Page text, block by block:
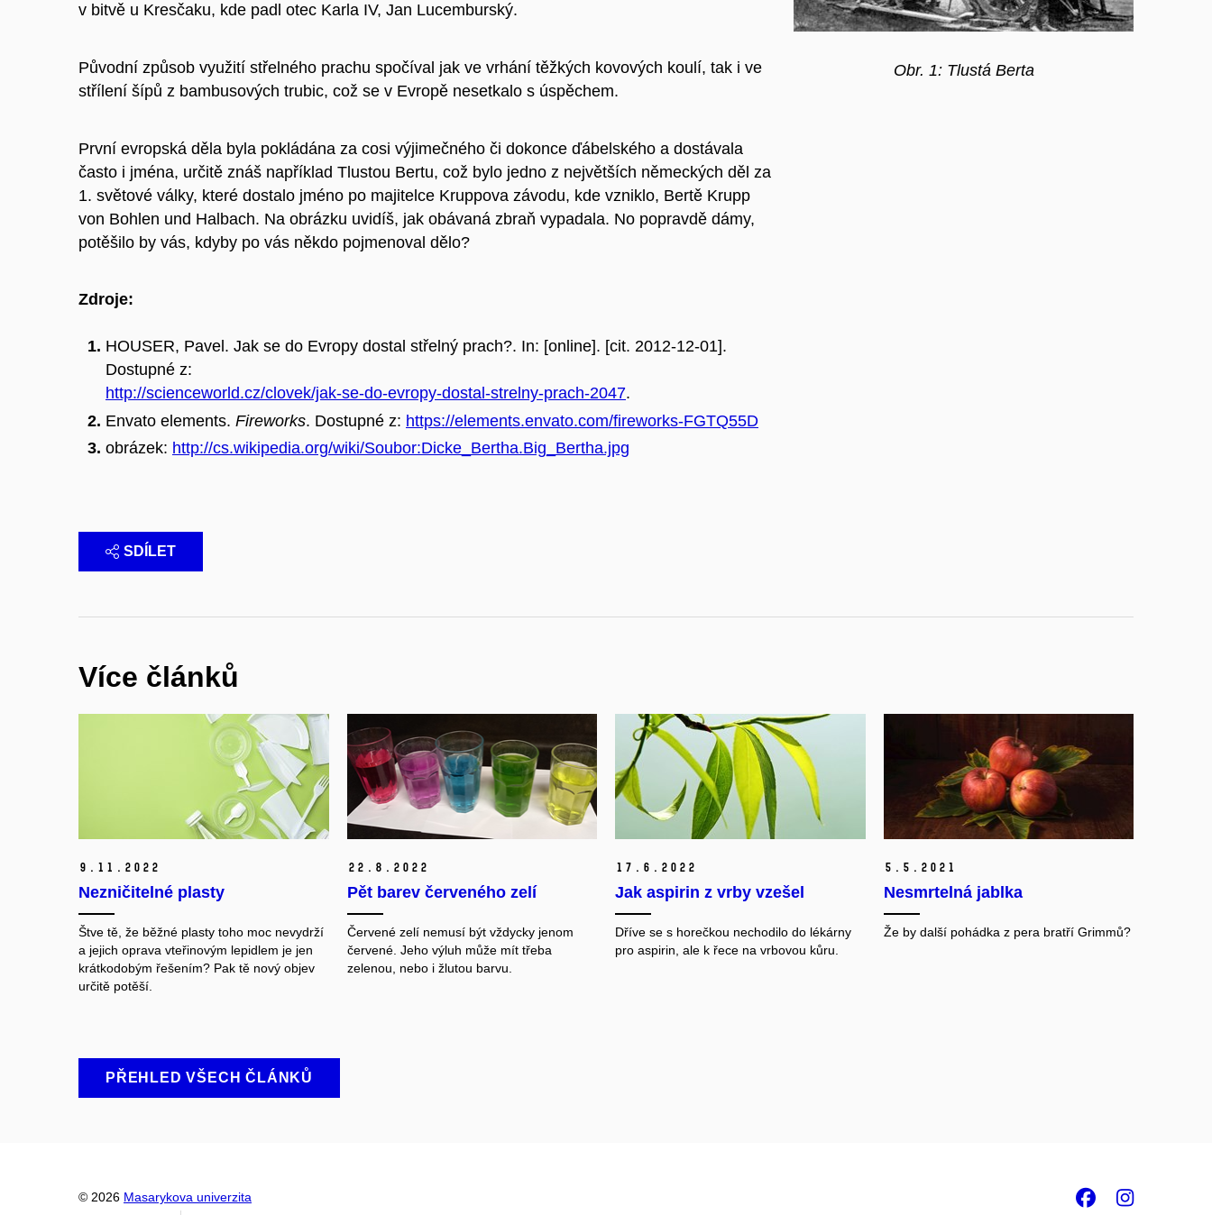
v bitvě u Kresčaku, kde padl otec Karla IV, Jan Lucemburský.
Původní způsob využití střelného prachu spočíval jak ve vrhání těžkých kovových koulí, tak i ve
střílení šípů z bambusových trubic, což se v Evropě nesetkalo s úspěchem.
První evropská děla byla pokládána za cosi výjimečného či dokonce ďábelského a dostávala
často i jména, určitě znáš například Tlustou Bertu, což bylo jedno z největších německých děl za
1. světové války, které dostalo jméno po majitelce Kruppova závodu, kde vzniklo, Bertě Krupp
von Bohlen und Halbach. Na obrázku uvidíš, jak obávaná zbraň vypadala. No popravdě dámy,
potěšilo by vás, kdyby po vás někdo pojmenoval dělo?
Zdroje:
HOUSER, Pavel. Jak se do Evropy dostal střelný prach?. In: [online]. [cit. 2012-12-01].
Dostupné z:
http://scienceworld.cz/clovek/jak-se-do-evropy-dostal-strelny-prach-2047.
Envato elements. Fireworks. Dostupné z: https://elements.envato.com/fireworks-FGTQ55D
obrázek: http://cs.wikipedia.org/wiki/Soubor:Dicke_Bertha.Big_Bertha.jpg
Obr. 1: Tlustá Berta
SDÍLET
Více článků
9. 11. 2022
Nezničitelné plasty
Štve tě, že běžné plasty toho moc nevydrží
a jejich oprava vteřinovým lepidlem je jen
krátkodobým řešením? Pak tě nový objev
určitě potěší.
22. 8. 2022
Pět barev červeného zelí
Červené zelí nemusí být vždycky jenom
červené. Jeho výluh může mít třeba
zelenou
nebo i žlutou barvu.
17. 6. 2022
Jak aspirin z vrby vzešel
Dříve se s horečkou nechodilo do lékárny
pro aspirin, ale k řece na vrbovou kůru.
5. 5. 2021
Nesmrtelná jablka
Že by další pohádka z pera bratří Grimmů?
PŘEHLED VŠECH ČLÁNKŮ
© 2026 Masarykova univerzita
Facebook